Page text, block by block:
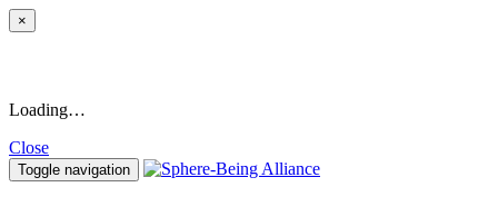
×
Loading…
Close
Toggle navigation